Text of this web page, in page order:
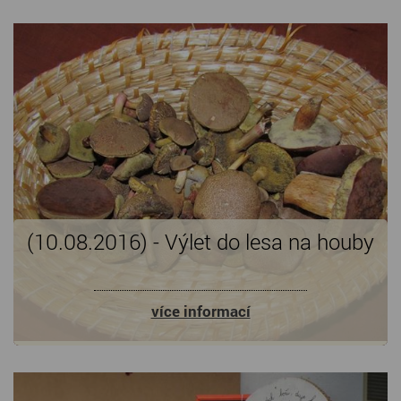
(10.08.2016) - Výlet do lesa na houby
více informací